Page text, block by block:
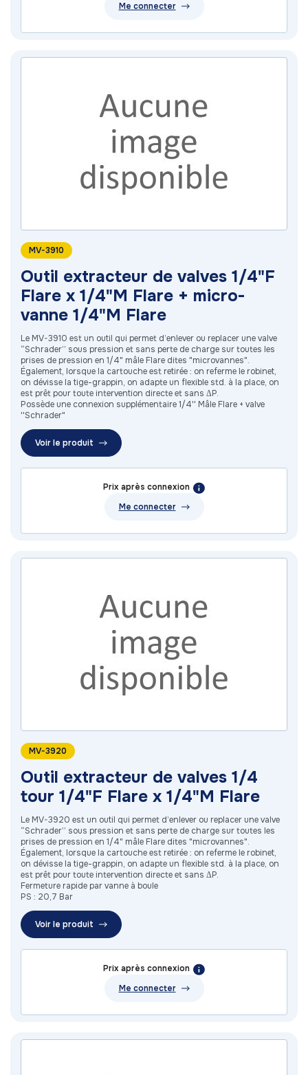
Me connecter
MV-3910
Outil extracteur de valves 1/4"F
Flare x 1/4"M Flare + micro-
vanne 1/4"M Flare
Le MV-3910 est un outil qui permet d’enlever ou replacer une valve
“Schrader” sous pression et sans perte de charge sur toutes les
prises de pression en 1/4" mâle Flare dites "microvannes".
Également, lorsque la cartouche est retirée : on referme le robinet,
on dévisse la tige-grappin, on adapte un flexible std. à la place, on
est prêt pour toute intervention directe et sans ΔP.
Possède une connexion supplémentaire 1/4'' Mâle Flare + valve
''Schrader"
Voir le produit
Prix après connexion
Me connecter
MV-3920
Outil extracteur de valves 1/4
tour 1/4"F Flare x 1/4"M Flare
Le MV-3920 est un outil qui permet d’enlever ou replacer une valve
“Schrader” sous pression et sans perte de charge sur toutes les
prises de pression en 1/4" mâle Flare dites "microvannes".
Également, lorsque la cartouche est retirée : on referme le robinet,
on dévisse la tige-grappin, on adapte un flexible std. à la place, on
est prêt pour toute intervention directe et sans ΔP.
Fermeture rapide par vanne à boule
PS : 20,7 Bar
Voir le produit
Prix après connexion
Me connecter